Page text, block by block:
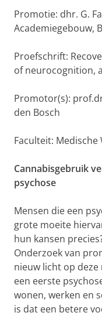
Promotie: dhr. G.
Academiegebouw,
Proefschrift:
of neurocognition,
Promotor(s):
den Bosch
Faculteit:
Cannabisgebruik
psychose
Mensen die een
grote moeite
hun kansen
Onderzoek van
nieuw licht op
een eerste
wonen, werken en
is dat een betere